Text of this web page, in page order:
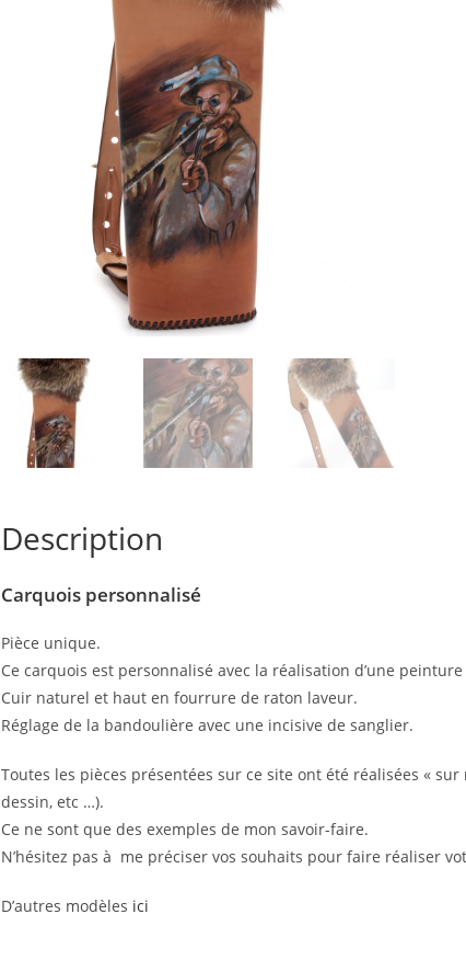
Description
Carquois personnalisé
Pièce unique.
Ce carquois est personnalisé avec la réalisation d’une
Cuir naturel et haut en fourrure de raton laveur.
Réglage de la bandoulière avec une incisive de sanglier.
Toutes les pièces présentées sur ce site ont été réalisées «
dessin, etc …).
Ce ne sont que des exemples de mon savoir-faire.
N’hésitez pas à me préciser vos souhaits pour faire réaliser
D’autres modèles ici